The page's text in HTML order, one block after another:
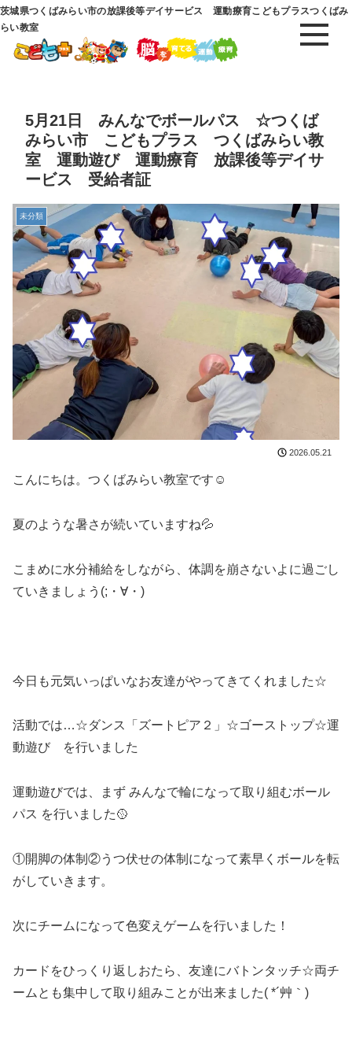
茨城県つくばみらい市の放課後等デイサービス 運動療育こどもプラスつくばみ
らい教室
5月21日 みんなでボールパス ☆つくば
みらい市 こどもプラス つくばみらい教
室 運動遊び 運動療育 放課後等デイサ
ービス 受給者証
未分類
2026.05.21
こんにちは。つくばみらい教室です☺
夏のような暑さが続いていますね💦
こまめに水分補給をしながら、体調を崩さないよに過ごし
ていきましょう(;・∀・)
今日も元気いっぱいなお友達がやってきてくれました☆
活動では…☆ダンス「ズートピア２」☆ゴーストップ☆運
動遊び を行いました
運動遊びでは、まず みんなで輪になって取り組むボール
パス を行いました🥎
①開脚の体制②うつ伏せの体制になって素早くボールを転
がしていきます。
次にチームになって色変えゲームを行いました！
カードをひっくり返しおたら、友達にバトンタッチ☆両チ
ームとも集中して取り組みことが出来ました( *´艸｀)